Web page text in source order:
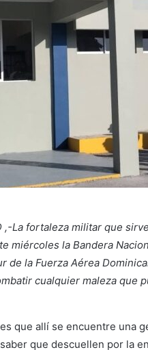
,-La fortaleza militar que
miércoles la Bandera
de la Fuerza Aérea
cualquier maleza que
que allí se encuentre una
que descuellen por la